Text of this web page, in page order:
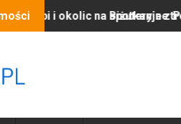
spotkanie z Poseł na Sejm RP
Biżuteryjne trendy 2026 roku: